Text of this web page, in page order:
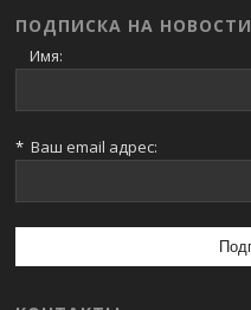
ПОДПИСКА НА НОВОСТИ
Имя:
* Ваш email адрес: